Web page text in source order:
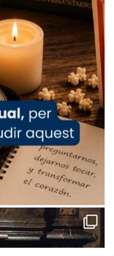
news/2026-
papa-viaje-
ens
Tortosa, ha
la missa de Les